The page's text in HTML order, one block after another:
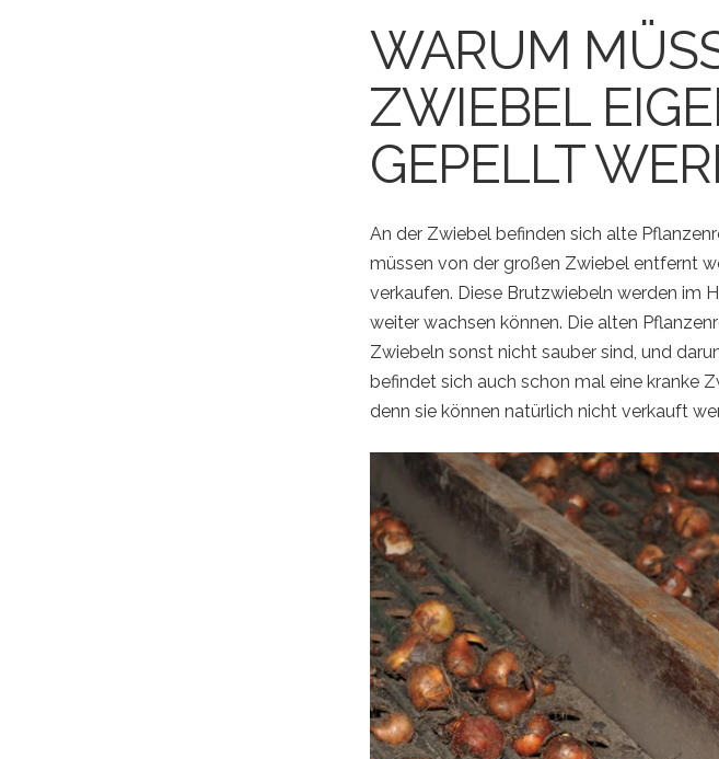
WARUM
ZWIEBEL
GEPELLT
An der Zwiebel befinden sich alte
müssen von der großen Zwiebel entfernt
verkaufen. Diese Brutzwiebeln werden im
weiter wachsen können. Die alten
Zwiebeln sonst nicht sauber sind, und
befindet sich auch schon mal eine kranke
denn sie können natürlich nicht verkauft